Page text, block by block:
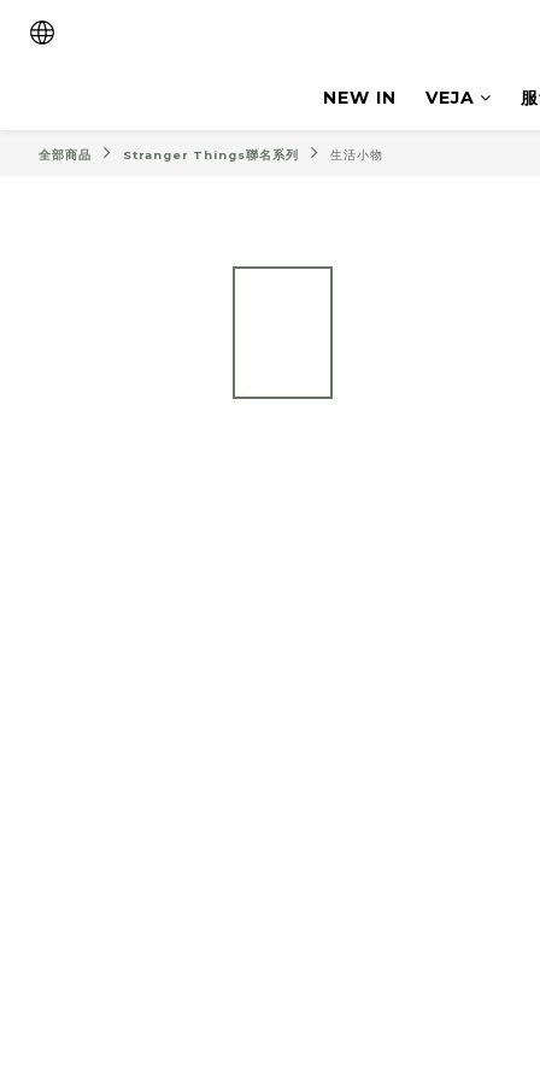
NEW IN VEJA
全部商品 Stranger Things聯名系列 生活小物